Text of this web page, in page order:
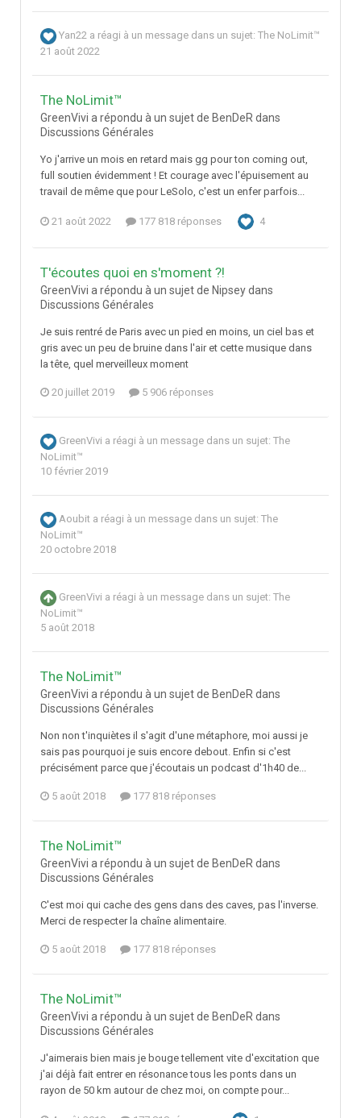
Yan22 a réagi à un message dans un sujet: The NoLimit™
21 août 2022
The NoLimit™
GreenVivi a répondu à un sujet de BenDeR dans
Discussions Générales
Yo j'arrive un mois en retard mais gg pour ton coming out,
full soutien évidemment ! Et courage avec l'épuisement au
travail de même que pour LeSolo, c'est un enfer parfois...
21 août 2022 177 818 réponses 4
T'écoutes quoi en s'moment ?!
GreenVivi a répondu à un sujet de Nipsey dans
Discussions Générales
Je suis rentré de Paris avec un pied en moins, un ciel bas et
gris avec un peu de bruine dans l'air et cette musique dans
la tête, quel merveilleux moment
20 juillet 2019 5 906 réponses
GreenVivi a réagi à un message dans un sujet: The
NoLimit™
10 février 2019
Aoubit a réagi à un message dans un sujet: The
NoLimit™
20 octobre 2018
GreenVivi a réagi à un message dans un sujet: The
NoLimit™
5 août 2018
The NoLimit™
GreenVivi a répondu à un sujet de BenDeR dans
Discussions Générales
Non non t'inquiètes il s'agit d'une métaphore, moi aussi je
sais pas pourquoi je suis encore debout. Enfin si c'est
précisément parce que j'écoutais un podcast d'1h40 de...
5 août 2018 177 818 réponses
The NoLimit™
GreenVivi a répondu à un sujet de BenDeR dans
Discussions Générales
C'est moi qui cache des gens dans des caves, pas l'inverse.
Merci de respecter la chaîne alimentaire.
5 août 2018 177 818 réponses
The NoLimit™
GreenVivi a répondu à un sujet de BenDeR dans
Discussions Générales
J'aimerais bien mais je bouge tellement vite d'excitation que
j'ai déjà fait entrer en résonance tous les ponts dans un
rayon de 50 km autour de chez moi, on compte pour...